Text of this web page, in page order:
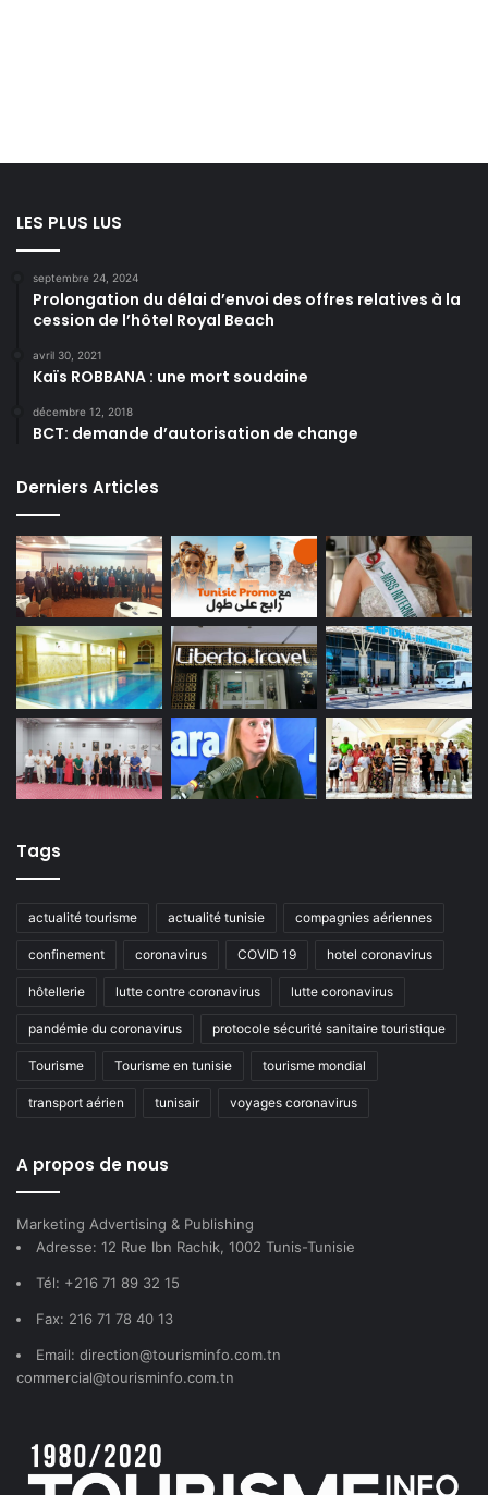
LES PLUS LUS
septembre 24, 2024
Prolongation du délai d’envoi des offres relatives à la
cession de l’hôtel Royal Beach
avril 30, 2021
Kaïs ROBBANA : une mort soudaine
décembre 12, 2018
BCT: demande d’autorisation de change
Derniers Articles
Tags
actualité tourisme actualité tunisie compagnies aériennes
confinement coronavirus COVID 19 hotel coronavirus
hôtellerie lutte contre coronavirus lutte coronavirus
pandémie du coronavirus protocole sécurité sanitaire touristique
Tourisme Tourisme en tunisie tourisme mondial
transport aérien tunisair voyages coronavirus
A propos de nous
Marketing Advertising & Publishing
Adresse: 12 Rue Ibn Rachik, 1002 Tunis-Tunisie
Tél: +216 71 89 32 15
Fax: 216 71 78 40 13
Email: direction@tourisminfo.com.tn
commercial@tourisminfo.com.tn